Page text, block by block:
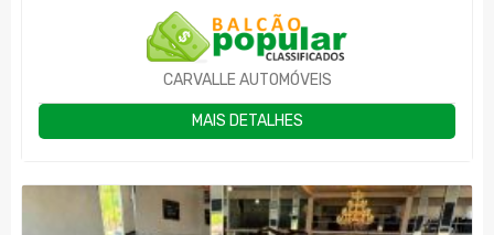
CARVALLE AUTOMÓVEIS
MAIS DETALHES